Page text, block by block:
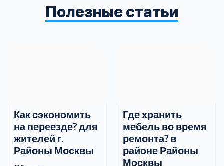
информацию.Полезные статьи
Как сэкономить
на переезде? для
жителей г.
Районы Москвы
Где хранить
мебель во время
ремонта? в
районе Районы
Москвы